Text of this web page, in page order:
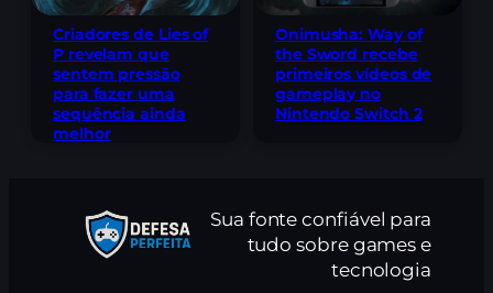
Criadores de Lies of
P revelam que
sentem pressão
para fazer uma
sequência ainda
melhor
Onimusha: Way of
the Sword recebe
primeiros vídeos de
gameplay no
Nintendo Switch 2
Sua fonte confiável para
tudo sobre games e
tecnologia